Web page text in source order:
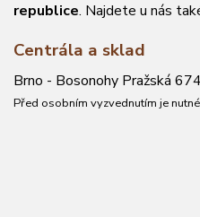
republice. Najdete u nás
Centrála a sklad
Brno - Bosonohy Pražská
Před osobním vyzvednutím je